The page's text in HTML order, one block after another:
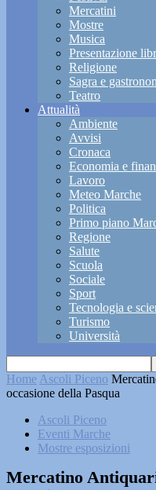
Mercatini
Mostre
Musica
Presentazione
Religione
Sagra e
Teatro
Attualità
Ambiente
Avvisi
Cronaca
Economia e
Lavoro
Meteo Marche
Politica
Primo piano
Regione
Salute
Scuola
Sociale
Sport
Tecnologia e
Turismo
Università
Home Ascoli Piceno
occasione della Pasqua
Ascoli Piceno
Eventi Marche
Mostre esposizioni
Mercatino